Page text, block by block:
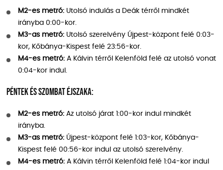
M2-es metró: Utolsó indulás a Deák térről mindkét
irányba 0:00-kor.
M3-as metró: Utolsó szerelvény Újpest-központ felé 0:03-
kor, Kőbánya-Kispest felé 23:56-kor.
M4-es metró: A Kálvin térről Kelenföld felé az utolsó vonat
0:04-kor indul.
Péntek és szombat éjszaka:
M2-es metró: Az utolsó járat 1:00-kor indul mindkét
irányba.
M3-as metró: Újpest-központ felé 1:03-kor, Kőbánya-
Kispest felé 00:56-kor indul az utolsó szerelvény.
M4-es metró: A Kálvin térről Kelenföld felé 1:04-kor indul